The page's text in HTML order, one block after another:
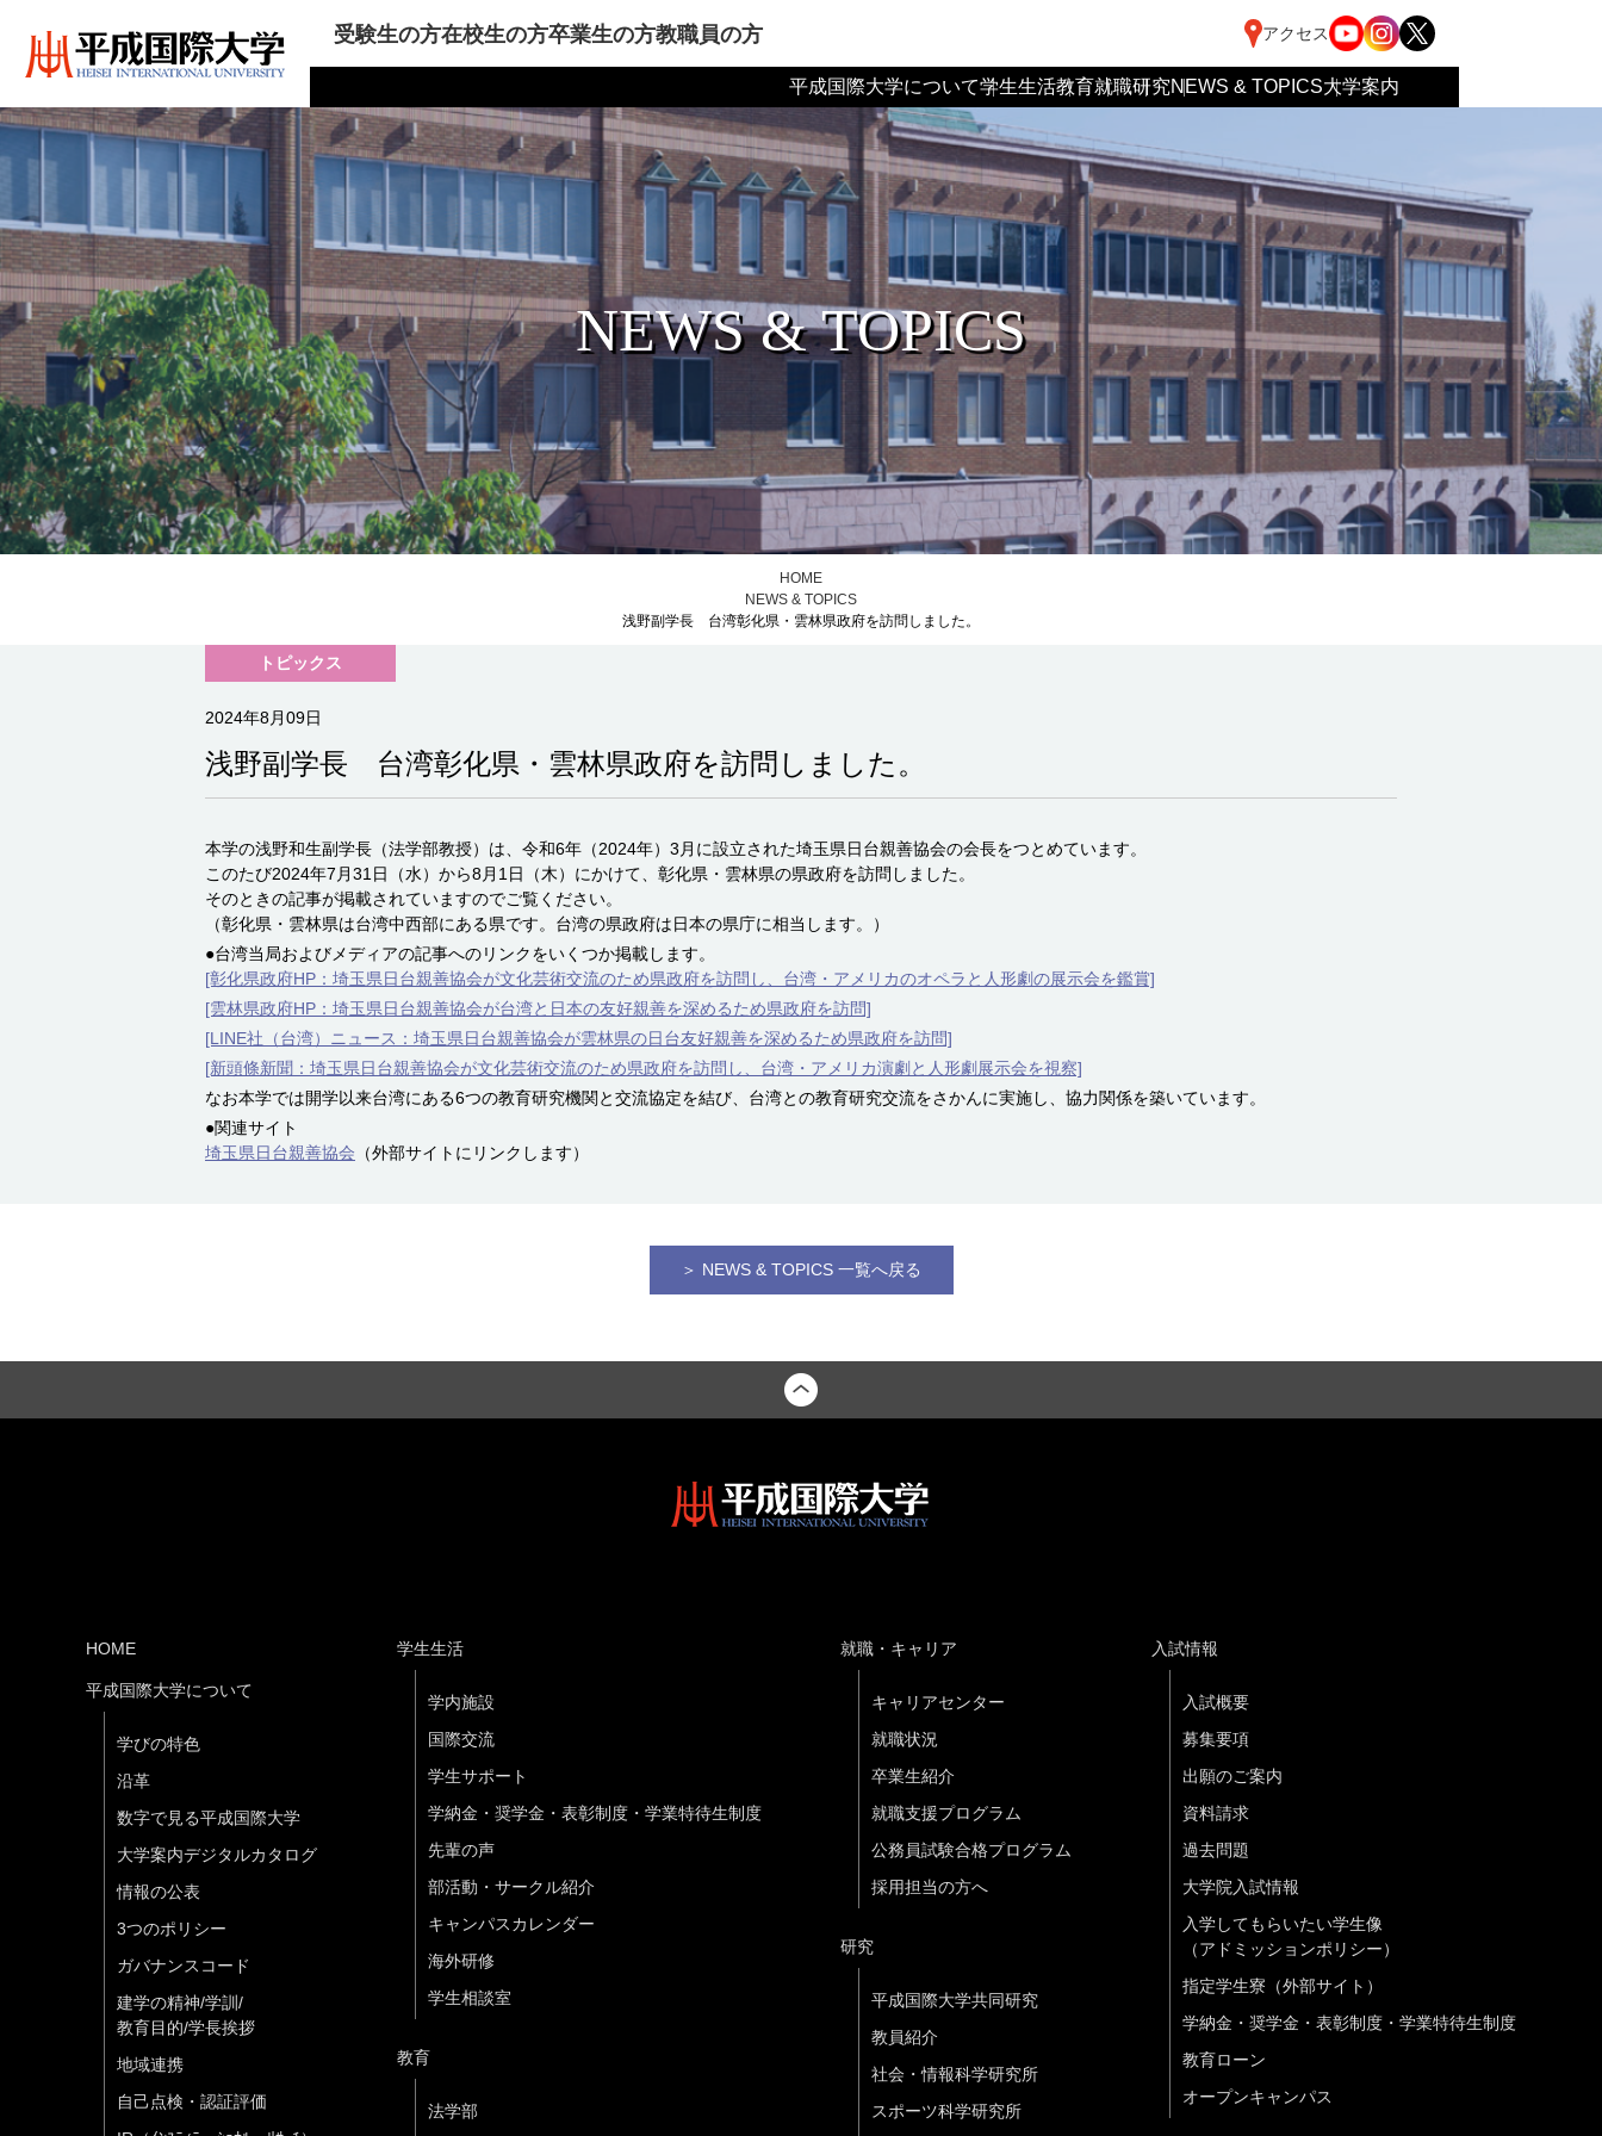
受験生の方在校生の方卒業生の方教職員の方 アクセス
平成国際大学について学生生活教育就職研究NEWS & TOPICS大学案内
NEWS & TOPICS
HOME
NEWS & TOPICS
浅野副学長 台湾彰化県・雲林県政府を訪問しました。
トピックス
2024年8月09日
浅野副学長 台湾彰化県・雲林県政府を訪問しました。
本学の浅野和生副学長（法学部教授）は、令和6年（2024年）3月に設立された埼玉県日台親善協会の会長をつとめています。
このたび2024年7月31日（水）から8月1日（木）にかけて、彰化県・雲林県の県政府を訪問しました。
そのときの記事が掲載されていますのでご覧ください。
（彰化県・雲林県は台湾中西部にある県です。台湾の県政府は日本の県庁に相当します。）
●台湾当局およびメディアの記事へのリンクをいくつか掲載します。
[彰化県政府HP：埼玉県日台親善協会が文化芸術交流のため県政府を訪問し、台湾・アメリカのオペラと人形劇の展示会を鑑賞]
[雲林県政府HP：埼玉県日台親善協会が台湾と日本の友好親善を深めるため県政府を訪問]
[LINE社（台湾）ニュース：埼玉県日台親善協会が雲林県の日台友好親善を深めるため県政府を訪問]
[新頭條新聞：埼玉県日台親善協会が文化芸術交流のため県政府を訪問し、台湾・アメリカ演劇と人形劇展示会を視察]
なお本学では開学以来台湾にある6つの教育研究機関と交流協定を結び、台湾との教育研究交流をさかんに実施し、協力関係を築いています。
●関連サイト
埼玉県日台親善協会 （外部サイトにリンクします）
＞ NEWS & TOPICS 一覧へ戻る
HOME
平成国際大学について
学びの特色
沿革
数字で見る平成国際大学
大学案内デジタルカタログ
情報の公表
3つのポリシー
ガバナンスコード
建学の精神/学訓/
教育目的/学長挨拶
地域連携
自己点検・認証評価
学生生活
学内施設
国際交流
学生サポート
学納金・奨学金・表彰制度・学業特待生制度
先輩の声
部活動・サークル紹介
キャンパスカレンダー
海外研修
学生相談室
教育
法学部
就職・キャリア
キャリアセンター
就職状況
卒業生紹介
就職支援プログラム
公務員試験合格プログラム
採用担当の方へ
研究
平成国際大学共同研究
教員紹介
社会・情報科学研究所
スポーツ科学研究所
入試情報
入試概要
募集要項
出願のご案内
資料請求
過去問題
大学院入試情報
入学してもらいたい学生像
（アドミッションポリシー）
指定学生寮（外部サイト）
学納金・奨学金・表彰制度・学業特待生制度
教育ローン
オープンキャンパス